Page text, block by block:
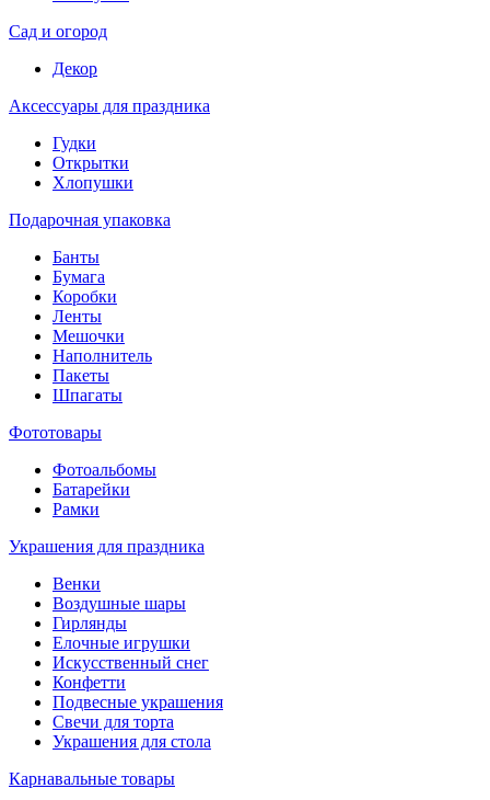
Сад и огород
Декор
Аксессуары для праздника
Гудки
Открытки
Хлопушки
Подарочная упаковка
Банты
Бумага
Коробки
Ленты
Мешочки
Наполнитель
Пакеты
Шпагаты
Фототовары
Фотоальбомы
Батарейки
Рамки
Украшения для праздника
Венки
Воздушные шары
Гирлянды
Елочные игрушки
Искусственный снег
Конфетти
Подвесные украшения
Свечи для торта
Украшения для стола
Карнавальные товары